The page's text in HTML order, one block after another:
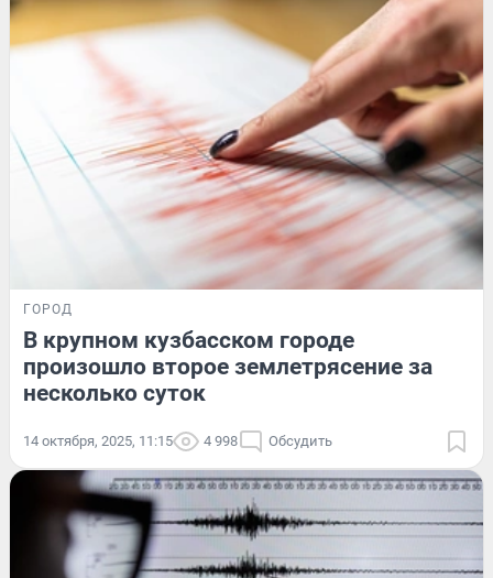
ГОРОД
В крупном кузбасском городе
произошло второе землетрясение за
несколько суток
14 октября, 2025, 11:15 4 998 Обсудить